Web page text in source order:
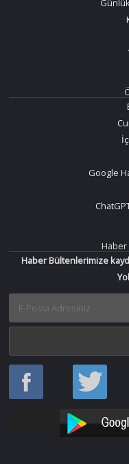
Google
Haber
Haber Bültenlerimize
Haber
Oku
Haber
Oku